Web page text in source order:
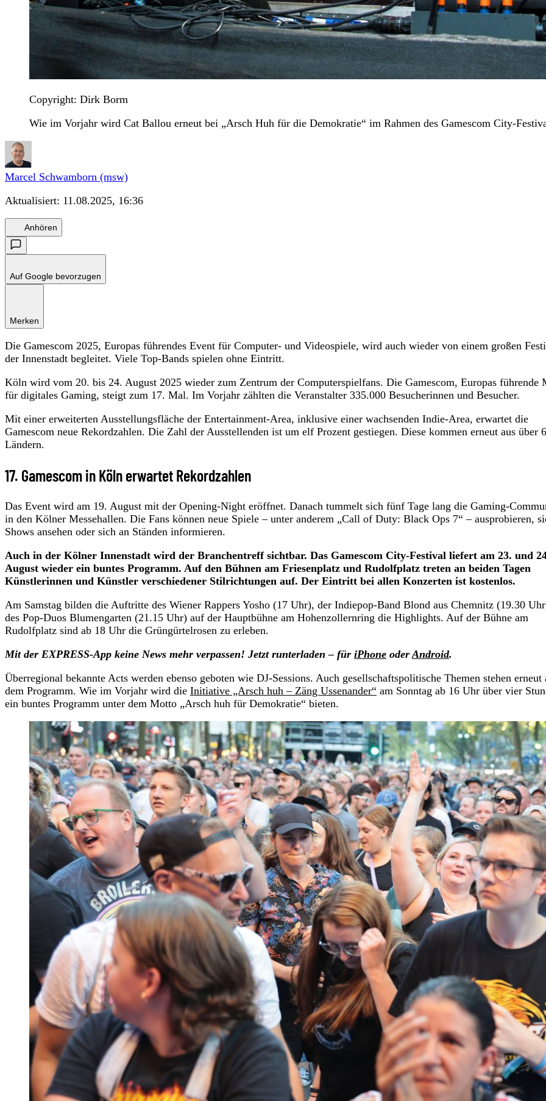
Copyright: Dirk Borm
Wie im Vorjahr wird Cat Ballou erneut bei „Arsch Huh für die Demokratie“ im Rahmen des Gamescom City-
Marcel Schwamborn (msw)
Aktualisiert: 11.08.2025, 16:36
Anhören
Auf Google bevorzugen
Merken
Die Gamescom 2025, Europas führendes Event für Computer- und Videospiele, wird auch wieder von einem großen
der Innenstadt begleitet. Viele Top-Bands spielen ohne Eintritt.
Köln wird vom 20. bis 24. August 2025 wieder zum Zentrum der Computerspielfans. Die Gamescom, Europas führende
für digitales Gaming, steigt zum 17. Mal. Im Vorjahr zählten die Veranstalter 335.000 Besucherinnen und Besucher.
Mit einer erweiterten Ausstellungsfläche der Entertainment-Area, inklusive einer wachsenden Indie-Area, erwartet die
Gamescom neue Rekordzahlen. Die Zahl der Ausstellenden ist um elf Prozent gestiegen. Diese kommen erneut aus über
Ländern.
17. Gamescom in Köln erwartet Rekordzahlen
Das Event wird am 19. August mit der Opening-Night eröffnet. Danach tummelt sich fünf Tage lang die Gaming-
in den Kölner Messehallen. Die Fans können neue Spiele – unter anderem „Call of Duty: Black Ops 7“ – ausprobieren,
Shows ansehen oder sich an Ständen informieren.
Auch in der Kölner Innenstadt wird der Branchentreff sichtbar. Das Gamescom City-Festival liefert am 23. und
August wieder ein buntes Programm. Auf den Bühnen am Friesenplatz und Rudolfplatz treten an beiden Tagen
Künstlerinnen und Künstler verschiedener Stilrichtungen auf. Der Eintritt bei allen Konzerten ist kostenlos.
Am Samstag bilden die Auftritte des Wiener Rappers Yosho (17 Uhr), der Indiepop-Band Blond aus Chemnitz (19.30
des Pop-Duos Blumengarten (21.15 Uhr) auf der Hauptbühne am Hohenzollernring die Highlights. Auf der Bühne am
Rudolfplatz sind ab 18 Uhr die Grüngürtelrosen zu erleben.
Mit der EXPRESS-App keine News mehr verpassen! Jetzt runterladen – für iPhone oderAndroid.
Überregional bekannte Acts werden ebenso geboten wie DJ-Sessions. Auch gesellschaftspolitische Themen stehen erneut
dem Programm. Wie im Vorjahr wird die Initiative „Arsch huh – Zäng Ussenander“ am Sonntag ab 16 Uhr über vier
ein buntes Programm unter dem Motto „Arsch huh für Demokratie“ bieten.